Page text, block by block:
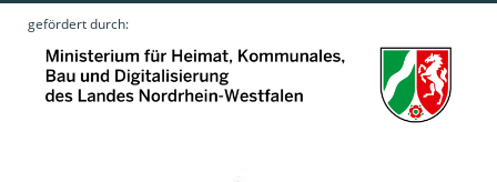
gefördert durch: